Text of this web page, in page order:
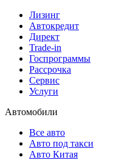
Лизинг
Автокредит
Директ
Trade-in
Госпрограммы
Рассрочка
Сервис
Услуги
Автомобили
Все авто
Авто под такси
Авто Китая